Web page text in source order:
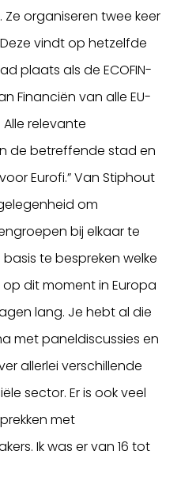
organiseren twee keer
vindt op hetzelfde
plaats als de ECOFIN-
Financiën van alle EU-
relevante
de betreffende stad en
Eurofi.” Van Stiphout
om
bij elkaar te
te bespreken welke
dit moment in Europa
lang. Je hebt al die
met paneldiscussies en
allerlei verschillende
sector. Er is ook veel
met
Ik was er van 16 tot